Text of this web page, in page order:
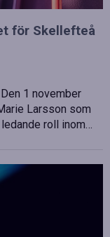
för Skellefteå
1 november
Larsson som
roll inom…